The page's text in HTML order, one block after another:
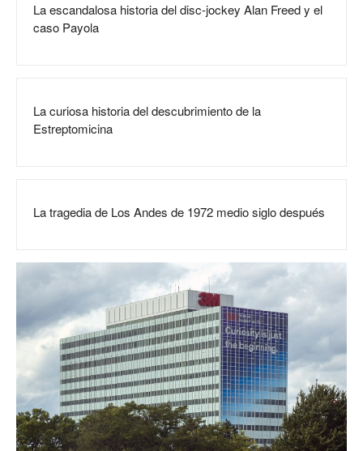
La escandalosa historia del disc-jockey Alan Freed y el
caso Payola
La curiosa historia del descubrimiento de la
Estreptomicina
La tragedia de Los Andes de 1972 medio siglo después